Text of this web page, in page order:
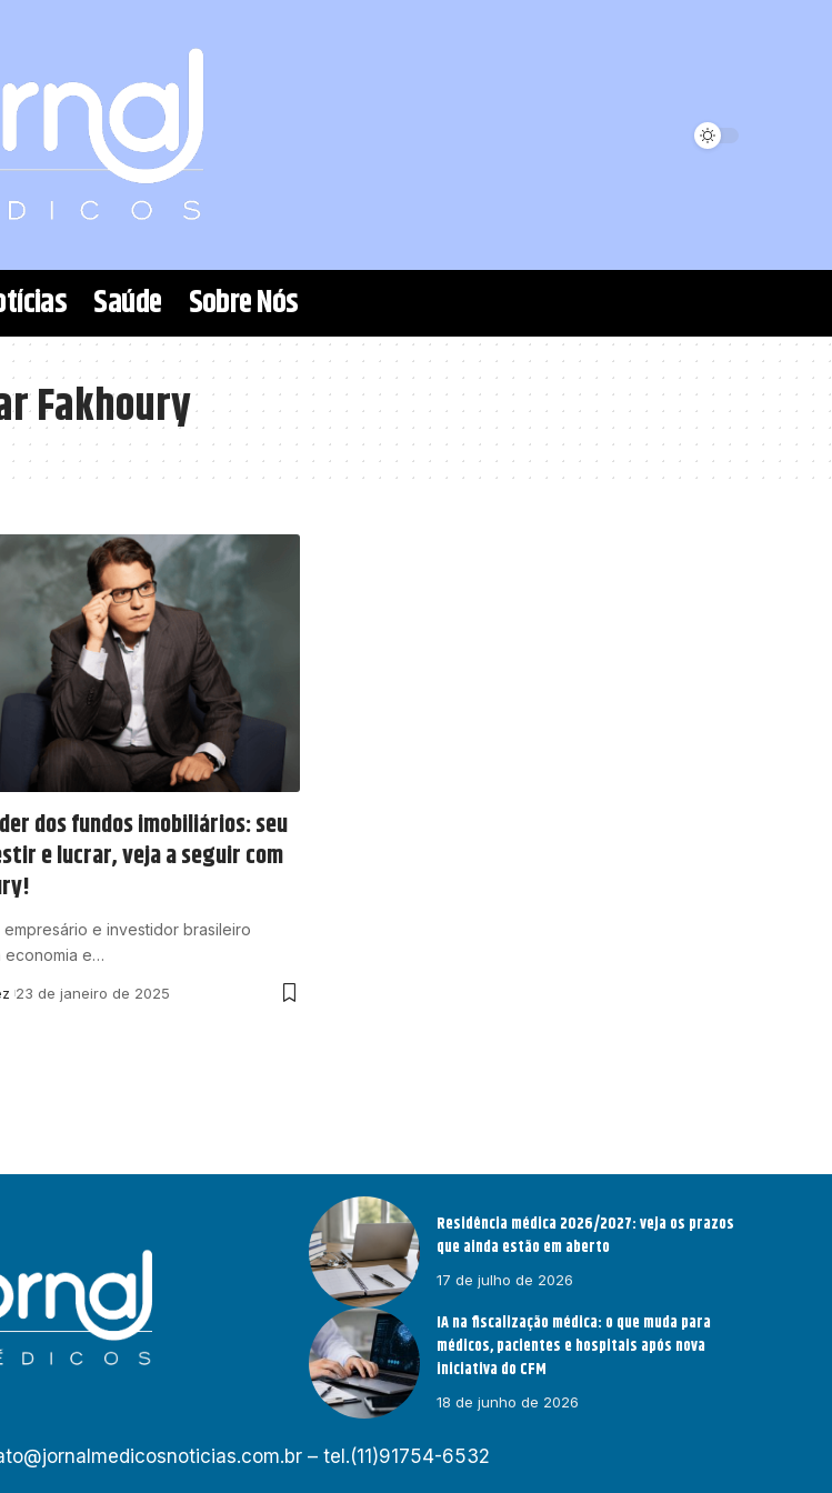
Saúde Sobre Nós
Fakhoury
dos fundos imobiliários: seu
e lucrar, veja a seguir com
e investidor brasileiro
economia e…
23 de janeiro de 2025
Residência médica 2026/2027: veja os prazos
que ainda estão em aberto
17 de julho de 2026
IA na fiscalização médica: o que muda para
médicos, pacientes e hospitais após nova
iniciativa do CFM
18 de junho de 2026
– tel.(11)91754-6532